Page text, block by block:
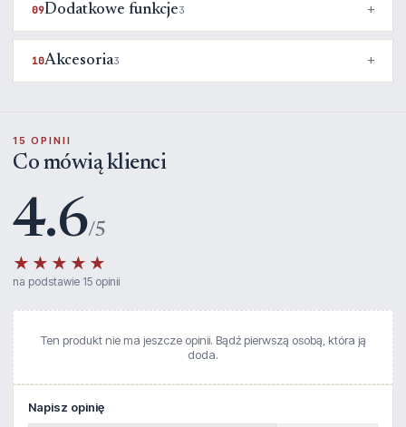
09Dodatkowe funkcje3
10Akcesoria3
15 OPINII
Co mówią klienci
4.6/5
★★★★★
na podstawie 15 opinii
Ten produkt nie ma jeszcze opinii. Bądź pierwszą osobą, która ją
doda.
Napisz opinię